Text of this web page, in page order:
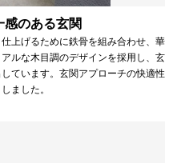
のある玄関
上げるために鉄骨を組み合わせ、華
ルな木目調のデザインを採用し、玄
ています。玄関アプローチの快適性
ました。